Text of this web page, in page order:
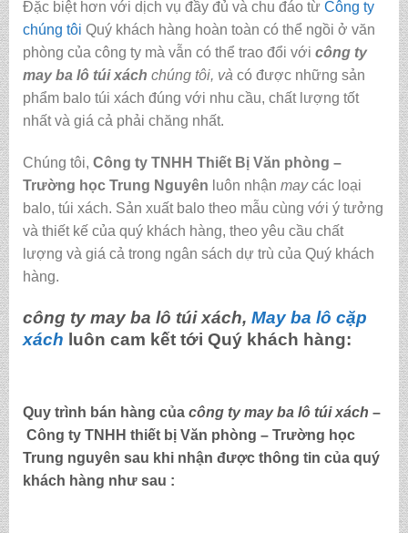
Đặc biệt hơn với dịch vụ đầy đủ và chu đáo từ Công ty
chúng tôi Quý khách hàng hoàn toàn có thể ngồi ở văn
phòng của công ty mà vẫn có thể trao đổi với công ty
may ba lô túi xách chúng tôi, và có được những sản
phẩm balo túi xách đúng với nhu cầu, chất lượng tốt
nhất và giá cả phải chăng nhất.
Chúng tôi, Công ty TNHH Thiết Bị Văn phòng –
Trường học Trung Nguyên luôn nhận maycác loại
balo, túi xách. Sản xuất balo theo mẫu cùng với ý tưởng
và thiết kế của quý khách hàng, theo yêu cầu chất
lượng và giá cả trong ngân sách dự trù của Quý khách
hàng.
công ty may ba lô túi xách, May ba lô cặp
xách luôn cam kết tới Quý khách hàng:
Quy trình bán hàng của công ty may ba lô túi xách –
Công ty TNHH thiết bị Văn phòng – Trường học
Trung nguyên sau khi nhận được thông tin của quý
khách hàng như sau :